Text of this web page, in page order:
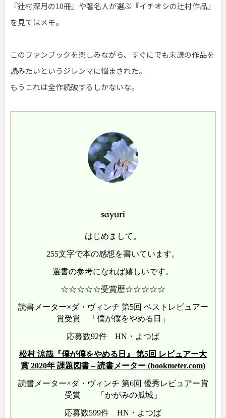
『辻村深月の10冊』や著名人が選ぶ『イチオシの辻村作品』
を見てはメモ。
このファンブックを楽しみながら、すぐにでも未読の作品を
読みたいというジレンマに悩まされた。
もうこれは全作読破するしかないな。
sayuri
はじめまして。
255文字で本の感想を書いています。
選書の参考になれば嬉しいです。
☆☆☆☆☆受賞歴☆☆☆☆☆
読書メーター×ダ・ヴィンチ 第5回 ベストレビュアー
賞受賞 「僕が僕をやめる日」
応募数92件 HN・よつば
松村 涼哉『僕が僕をやめる日』 第5回 レビュアー大
賞 2020年 課題図書 – 読書メーター (bookmeter.com)
読書メーター×ダ・ヴィンチ 第6回 優秀レビュアー賞
受賞 「かがみの孤城」
応募数599件 HN・よつば